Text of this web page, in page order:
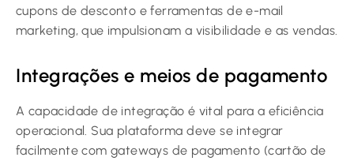
cupons de desconto e ferramentas de e-mail
marketing, que impulsionam a visibilidade e as vendas.
Integrações e meios de pagamento
A capacidade de integração é vital para a eficiência
operacional. Sua plataforma deve se integrar
facilmente com gateways de pagamento (cartão de